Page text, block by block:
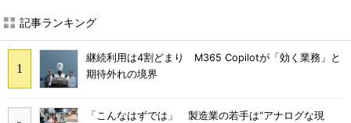
記事ランキング
継続利用は4割どまり M365 Copilotが「効く業務」と
期待外れの境界
「こんなはずでは」 製造業の若手は“アナログな現